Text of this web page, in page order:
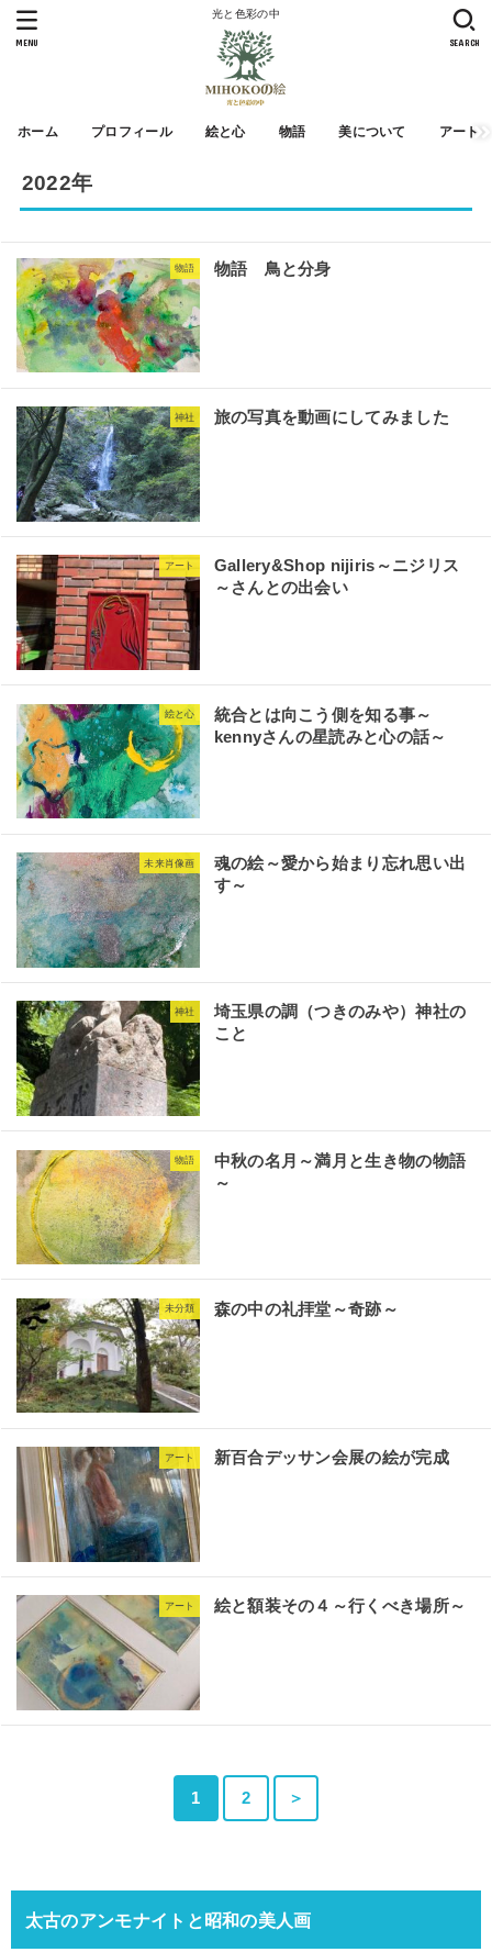
光と色彩の中
ホーム プロフィール 絵と心 物語 美について アート
SEARCH
MENU
2022年
物語 物語 鳥と分身
神社 旅の写真を動画にしてみました
アート
Gallery&Shop nijiris～ニジリス
～さんとの出会い
絵と心
統合とは向こう側を知る事～
kennyさんの星読みと心の話～
未来肖像画
魂の絵～愛から始まり忘れ思い出
す～
神社
埼玉県の調（つきのみや）神社の
こと
物語
中秋の名月～満月と生き物の物語
～
未分類 森の中の礼拝堂～奇跡～
アート 新百合デッサン会展の絵が完成
アート 絵と額装その４～行くべき場所～
1 2 ＞
太古のアンモナイトと昭和の美人画